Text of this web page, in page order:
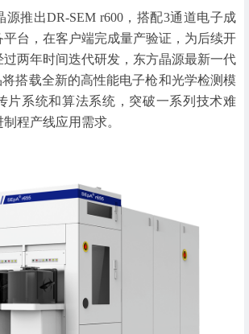
源推出DR-SEM r600，搭配3通道电子成
台，在客户端完成量产验证，为后续开
过两年时间迭代研发，东方晶源最新一代
将搭载全新的高性能电子枪和光学检测模
片系统和算法系统，突破一系列技术难
程产线应用需求。